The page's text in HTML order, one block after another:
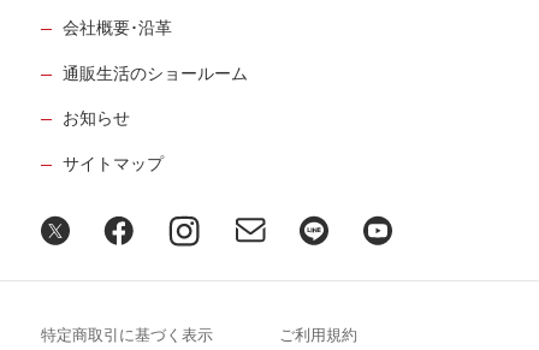
会社概要･沿革
通販生活のショールーム
お知らせ
サイトマップ
特定商取引に基づく表示 ご利用規約